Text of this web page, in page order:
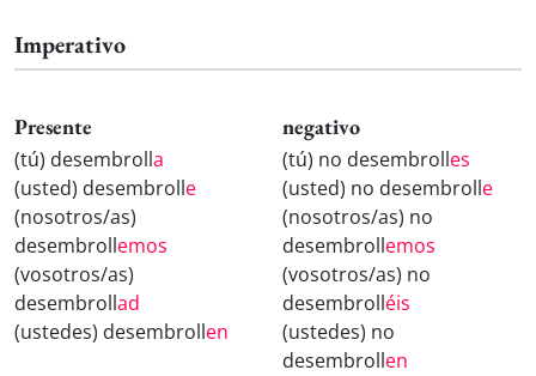
Imperativo
Presente
(tú) desembrolla
(usted) desembrolle
(nosotros/as)
desembrollemos
(vosotros/as)
desembrollad
(ustedes) desembrollen
negativo
(tú) no desembrolles
(usted) no desembrolle
(nosotros/as) no
desembrollemos
(vosotros/as) no
desembrolléis
(ustedes) no
desembrollen